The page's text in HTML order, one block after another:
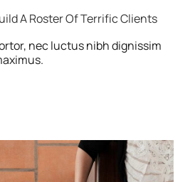
A Roster Of Terrific Clients
nec luctus nibh dignissim